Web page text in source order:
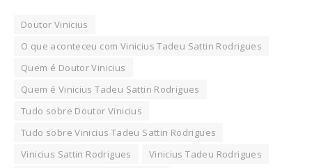
Doutor Vinicius
O que aconteceu com Vinicius Tadeu Sattin Rodrigues
Quem é Doutor Vinicius
Quem é Vinicius Tadeu Sattin Rodrigues
Tudo sobre Doutor Vinicius
Tudo sobre Vinicius Tadeu Sattin Rodrigues
Vinicius Sattin Rodrigues
Vinicius Tadeu Rodrigues